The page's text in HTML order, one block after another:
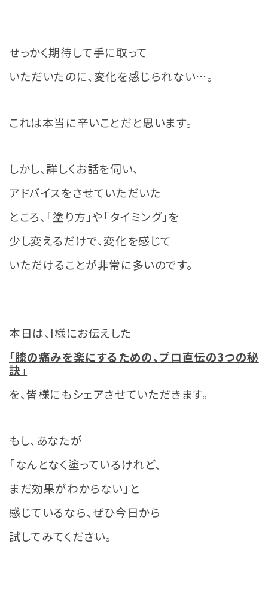
せっかく期待して手に取って
いただいたのに、変化を感じられない…。
これは本当に辛いことだと思います。
しかし、詳しくお話を伺い、
アドバイスをさせていただいた
ところ、「塗り方」や「タイミング」を
少し変えるだけで、変化を感じて
いただけることが非常に多いのです。
本日は、I様にお伝えした
「膝の痛みを楽にするための、プロ直伝の3つの秘
訣」
を、皆様にもシェアさせていただきます。
もし、あなたが
「なんとなく塗っているけれど、
まだ効果がわからない」と
感じているなら、ぜひ今日から
試してみてください。